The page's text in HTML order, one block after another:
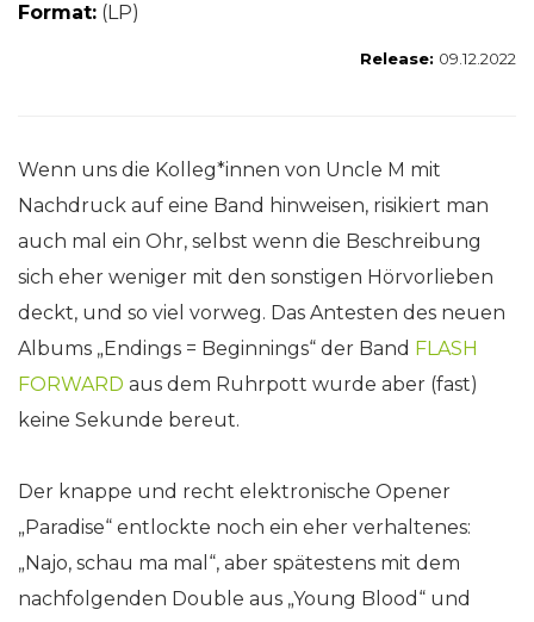
Format: (LP)
Release: 09.12.2022
Wenn uns die Kolleg*innen von Uncle M mit
Nachdruck auf eine Band hinweisen, risikiert man
auch mal ein Ohr, selbst wenn die Beschreibung
sich eher weniger mit den sonstigen Hörvorlieben
deckt, und so viel vorweg. Das Antesten des neuen
Albums „Endings = Beginnings“ der Band FLASH
FORWARD aus dem Ruhrpott wurde aber (fast)
keine Sekunde bereut.
Der knappe und recht elektronische Opener
„Paradise“ entlockte noch ein eher verhaltenes:
„Najo, schau ma mal“, aber spätestens mit dem
nachfolgenden Double aus „Young Blood“ und